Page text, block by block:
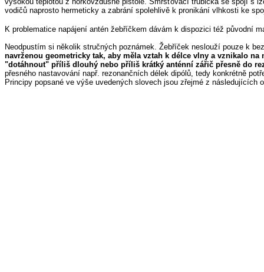
vodičů naprosto hermeticky a zabrání spolehlivě k pronikání vlhkosti ke
K problematice napájení antén žebříčkem dávám k dispozici též původní
Neodpustím si několik stručných poznámek. Žebříček neslouží pouze k
navrženou geometricky tak, aby měla vztah k délce vlny a vznikalo
"dotáhnout" příliš dlouhý nebo příliš krátký anténní zářič přesně do
přesného nastavování např. rezonančních délek dipólů, tedy konkrétně
Principy popsané ve výše uvedených slovech jsou zřejmé z následujících